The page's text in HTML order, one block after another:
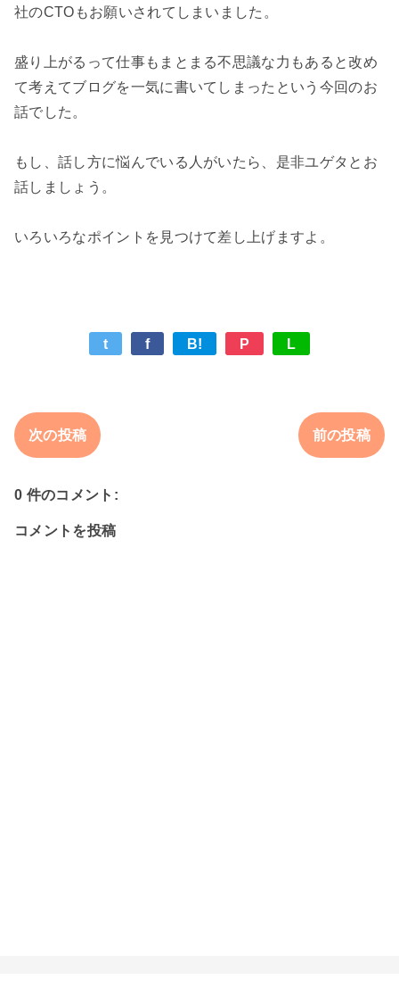
社のCTOもお願いされてしまいました。
盛り上がるって仕事もまとまる不思議な力もあると改め
て考えてブログを一気に書いてしまったという今回のお
話でした。
もし、話し方に悩んでいる人がいたら、是非ユゲタとお
話しましょう。
t f B! P L
次の投稿 前の投稿
0 件のコメント:
コメントを投稿